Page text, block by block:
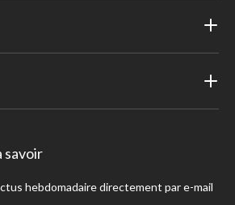
savoir
hebdomadaire directement par e-mail